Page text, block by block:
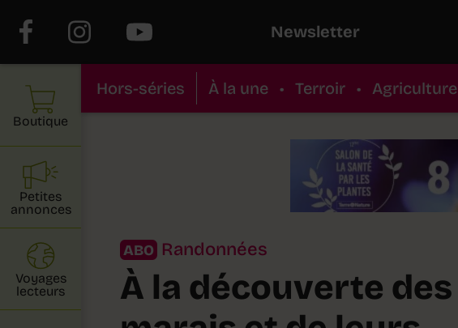
Newsletter
Hors-séries À la une • Terroir • Agriculture
ABO Randonnées
À la découverte des
Boutique
Petites
annonces
Voyages
lecteurs